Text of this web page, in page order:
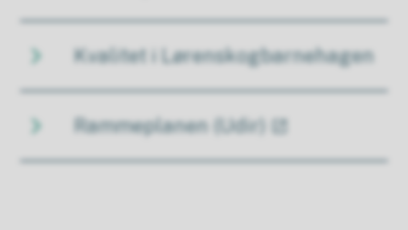
Kvalitet i Lørenskogbarnehagen
Rammeplanen (Udir)